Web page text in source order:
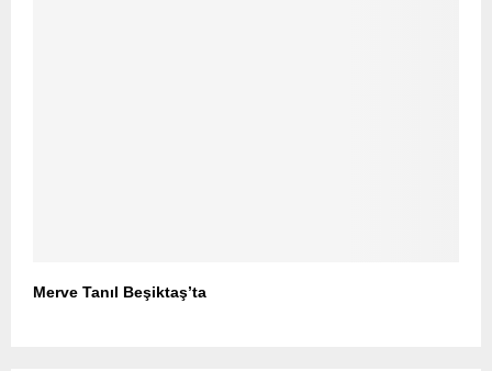
Merve Tanıl Beşiktaş’ta